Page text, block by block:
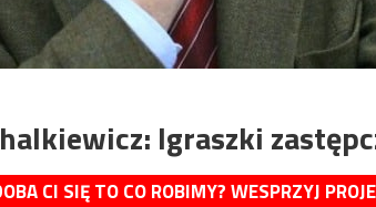
Igraszki
CI SIĘ TO CO ROBIMY? WESPRZYJ